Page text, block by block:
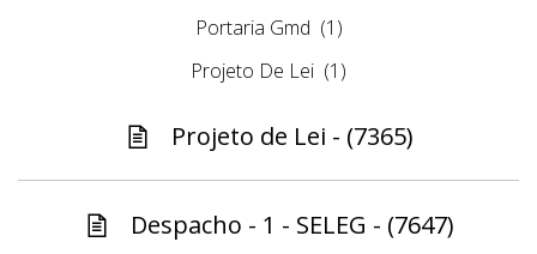
Portaria Gmd (1)
Projeto De Lei (1)
Projeto de Lei - (7365)
Despacho - 1 - SELEG - (7647)